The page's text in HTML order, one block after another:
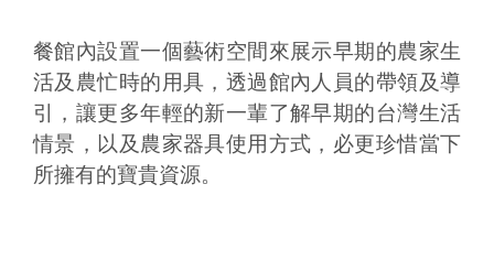
餐館內設置一個藝術空間來展示早期的農家生
活及農忙時的用具，透過館內人員的帶領及導
引，讓更多年輕的新一輩了解早期的台灣生活
情景，以及農家器具使用方式，必更珍惜當下
所擁有的寶貴資源。